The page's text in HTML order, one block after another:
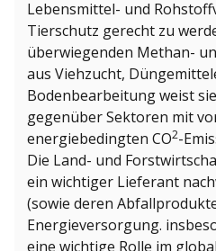
Lebensmittel- und
Tierschutz gerecht zu
überwiegenden Methan-
aus Viehzucht,
Bodenbearbeitung weist
gegenüber Sektoren mit
energiebedingten CO2-
Die Land- und
ein wichtiger Lieferant
(sowie deren
Energieversorgung.
eine wichtige Rolle im